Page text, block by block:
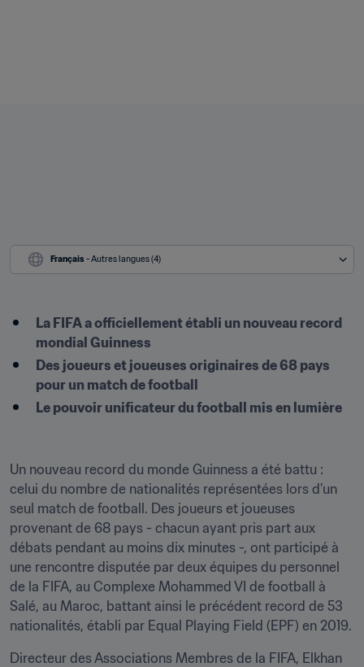
Français - Autres langues (4)
La FIFA a officiellement établi un nouveau record
mondial Guinness
Des joueurs et joueuses originaires de 68 pays
pour un match de football
Le pouvoir unificateur du football mis en lumière
Un nouveau record du monde Guinness a été battu :
celui du nombre de nationalités représentées lors d’un
seul match de football. Des joueurs et joueuses
provenant de 68 pays - chacun ayant pris part aux
débats pendant au moins dix minutes -, ont participé à
une rencontre disputée par deux équipes du personnel
de la FIFA, au Complexe Mohammed VI de football à
Salé, au Maroc, battant ainsi le précédent record de 53
nationalités, établi par Equal Playing Field (EPF) en 2019.
Directeur des Associations Membres de la FIFA, Elkhan